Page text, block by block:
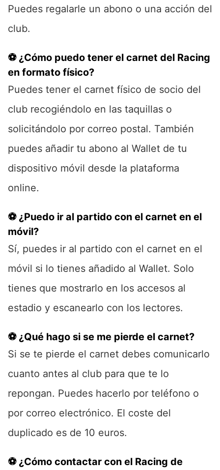
Puedes regalarle un abono o una acción del
club.
⚽ ¿Cómo puedo tener el carnet del Racing
en formato físico?
Puedes tener el carnet físico de socio del
club recogiéndolo en las taquillas o
solicitándolo por correo postal. También
puedes añadir tu abono al Wallet de tu
dispositivo móvil desde la plataforma
online.
⚽ ¿Puedo ir al partido con el carnet en el
móvil?
Sí, puedes ir al partido con el carnet en el
móvil si lo tienes añadido al Wallet. Solo
tienes que mostrarlo en los accesos al
estadio y escanearlo con los lectores.
⚽ ¿Qué hago si se me pierde el carnet?
Si se te pierde el carnet debes comunicarlo
cuanto antes al club para que te lo
repongan. Puedes hacerlo por teléfono o
por correo electrónico. El coste del
duplicado es de 10 euros.
⚽ ¿Cómo contactar con el Racing de